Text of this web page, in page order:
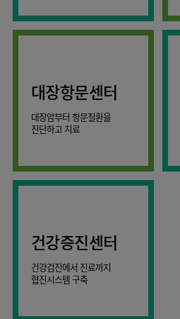
AI
스마트케어병동
대장항문센터
대장암부터 항문질환을
진단하고 치료
건강증진센터
건강검진에서 진료까지
협진시스템 구축